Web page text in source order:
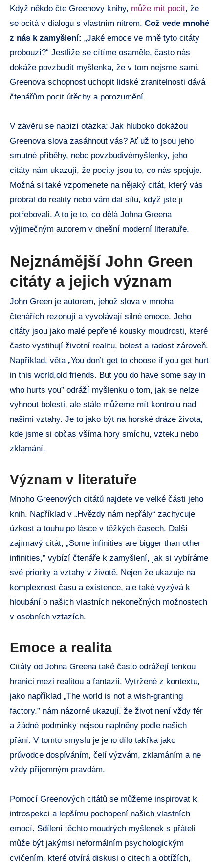
Když někdo čte Greenovy knihy, může mít pocit, že
se ocitá v dialogu s vlastním nitrem. Což vede mnohé
z nás k zamyšlení: „Jaké emoce ve mně tyto citáty
probouzí?“ Jestliže se cítíme osaměle, často nás
dokáže povzbudit myšlenka, že v tom nejsme sami.
Greenova schopnost uchopit lidské zranitelnosti dává
čtenářům pocit útěchy a porozumění.
V závěru se nabízí otázka: Jak hluboko dokážou
Greenova slova zasáhnout vás? Ať už to jsou jeho
smutné příběhy, nebo povzbudivémyšlenky, jeho
citáty nám ukazují, že pocity jsou to, co nás spojuje.
Možná si také vzpomenete na nějaký citát, který vás
probral do reality nebo vám dal sílu, když jste ji
potřebovali. A to je to, co dělá Johna Greena
výjimečným autorem v dnešní moderní literatuře.
Nejznámější John Green
citáty a jejich význam
John Green je autorem, jehož slova v mnoha
čtenářích rezonují a vyvolávají silné emoce. Jeho
citáty jsou jako malé pepřené kousky moudrosti, které
často vystihují životní realitu, bolest a radost zároveň.
Například, věta „You don’t get to choose if you get hurt
in this world,old friends. But you do have some say in
who hurts you” odráží myšlenku o tom, jak se nelze
vyhnout bolesti, ale stále můžeme mít kontrolu nad
našimi vztahy. Je to jako být na horské dráze života,
kde jsme si občas všíma hory smíchu, vzteku nebo
zklamání.
Význam v literatuře
Mnoho Greenových citátů najdete ve velké části jeho
knih. Například v „Hvězdy nám nepřály“ zachycuje
úzkost a touhu po lásce v těžkých časech. Další
zajímavý citát, „Some infinities are bigger than other
infinities,” vybízí čtenáře k zamyšlení, jak si vybíráme
své priority a vztahy v životě. Nejen že ukazuje na
komplexnost času a existence, ale také vyzývá k
hloubání o našich vlastních nekonečných možnostech
v osobních vztazích.
Emoce a realita
Citáty od Johna Greena také často odrážejí tenkou
hranici mezi realitou a fantazií. Vytržené z kontextu,
jako například „The world is not a wish-granting
factory,” nám názorně ukazují, že život není vždy fér
a žádné podmínky nejsou naplněny podle našich
přání. V tomto smyslu je jeho dílo takřka jako
průvodce dospíváním, čelí výzvám, zklamáním a ne
vždy příjemným pravdám.
Pomocí Greenových citátů se můžeme inspirovat k
introspekci a lepšímu pochopení našich vlastních
emocí. Sdílení těchto moudrých myšlenek s přáteli
může být jakýmsi neformálním psychologickým
cvičením, které otvírá diskusi o citech a obtížích,